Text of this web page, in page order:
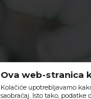
Ova web-stranica
Kolačiće upotrebljavamo
saobraćaj. Isto tako,